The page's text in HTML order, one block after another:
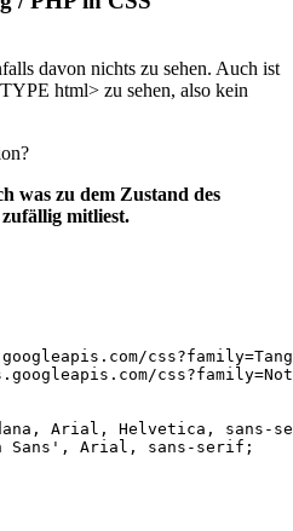
davon nichts zu sehen. Auch ist
html> zu sehen, also kein
was zu dem Zustand des
mitliest.